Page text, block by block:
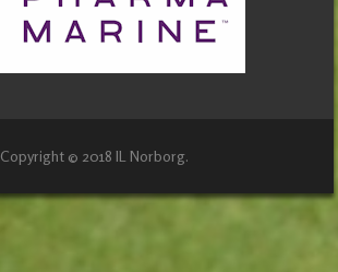
Copyright © 2018 IL Norborg.